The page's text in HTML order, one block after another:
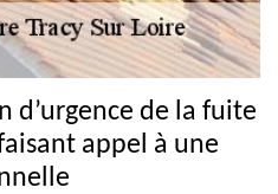
d’urgence de la fuite
appel à une